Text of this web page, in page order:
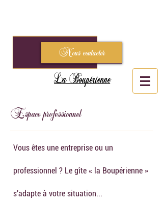
Nous contacter
Espace professionnel
Vous êtes une entreprise ou un
professionnel ? Le gîte « la Boupérienne »
s'adapte à votre situation...​